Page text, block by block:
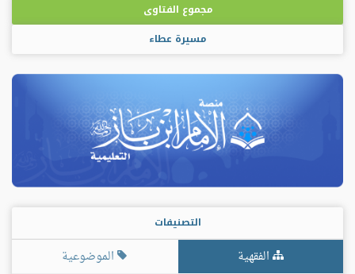
مجموع الفتاوى
مسيرة عطاء
التصنيفات
الفقهية
الموضوعية